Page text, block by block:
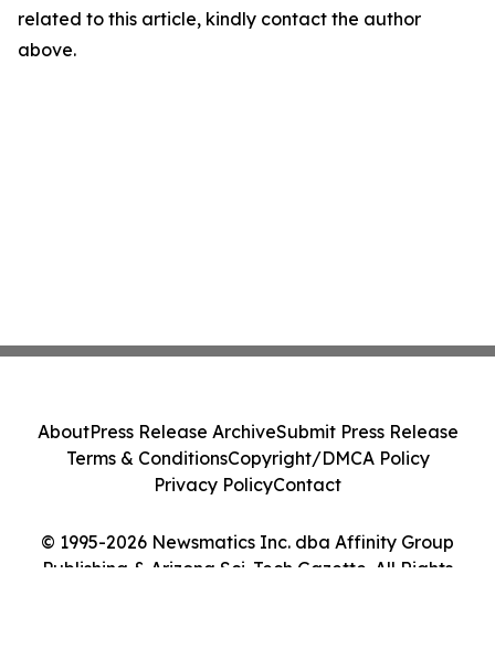
related to this article, kindly contact the author
above.
© 1995-2026 Newsmatics Inc. dba Affinity Group
Publishing & Arizona Sci-Tech Gazette. All Rights
AboutPress Release ArchiveSubmit Press Release
Terms & ConditionsCopyright/DMCA Policy
Privacy PolicyContact